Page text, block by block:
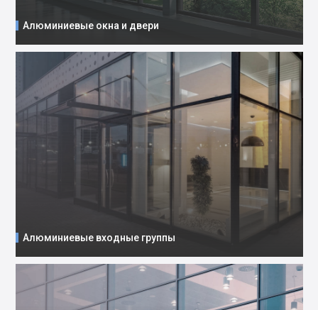
Алюминиевые окна и двери
Алюминиевые входные группы